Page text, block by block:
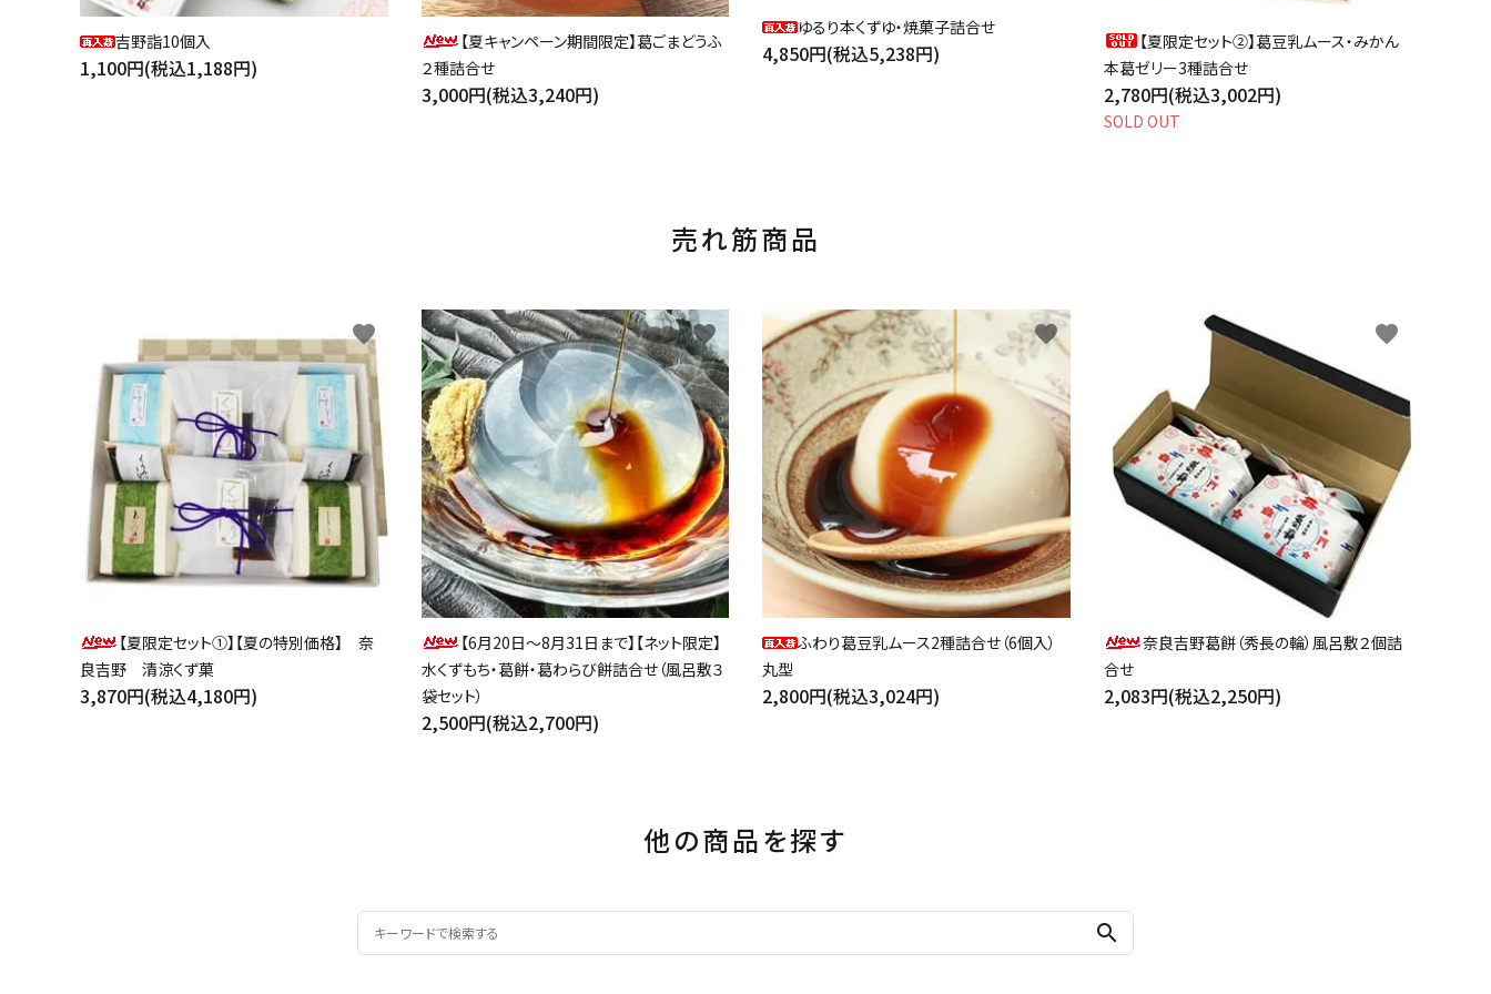
吉野詣10個入
1,100円(税込1,188円)
【夏キャンペーン期間限定】葛ごまどうふ
２種詰合せ
3,000円(税込3,240円)
ゆるり本くずゆ・焼菓子詰合せ
4,850円(税込5,238円)
【夏限定セット②】葛豆乳ムース・みかん
本葛ゼリー3種詰合せ
2,780円(税込3,002円)
SOLD OUT
売れ筋商品
【夏限定セット①】【夏の特別価格】 奈
良吉野 清涼くず菓
3,870円(税込4,180円)
favorite
【6月20日～8月31日まで】【ネット限定】
水くずもち・葛餅・葛わらび餅詰合せ（風呂敷３
袋セット）
2,500円(税込2,700円)
favorite
ふわり葛豆乳ムース2種詰合せ（6個入）
丸型
2,800円(税込3,024円)
favorite
奈良吉野葛餅（秀長の輪）風呂敷２個詰
合せ
2,083円(税込2,250円)
favorite
他の商品を探す
search